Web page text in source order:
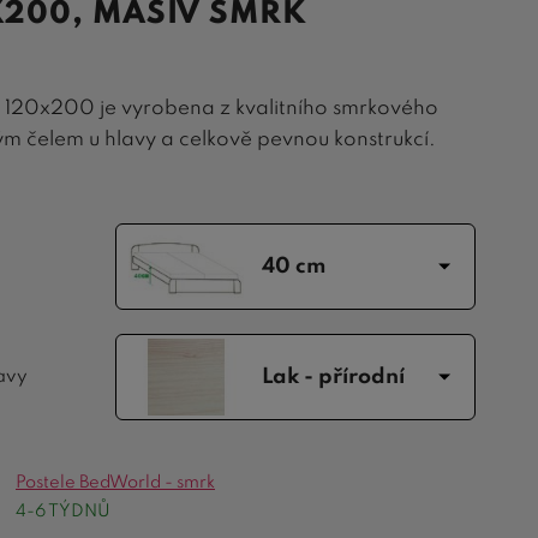
MASIV SMRK
120x200 je vyrobena z kvalitního smrkového
čelem u hlavy a celkově pevnou konstrukcí.
40 cm
Lak - přírodní
Postele BedWorld - smrk
4-6 TÝDNŮ